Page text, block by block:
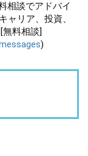
相談でアドバイ
ャリア、投資、
料相談]
)